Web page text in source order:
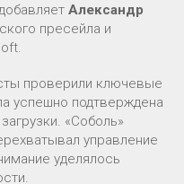
Александр
пресейла и
проверили ключевые
успешно подтверждена
«Соболь»
управление
уделялось